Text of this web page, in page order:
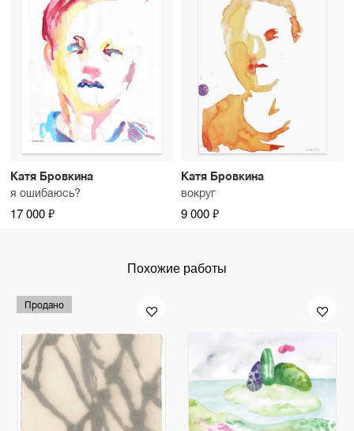
Катя Бровкина
я ошибаюсь?
17 000 ₽
Катя Бровкина
вокруг
9 000 ₽
Похожие работы
Продано